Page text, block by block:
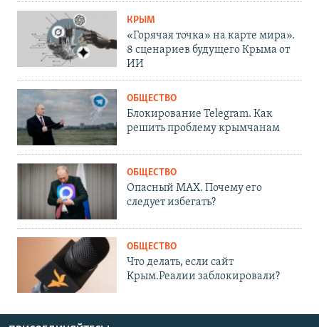
КРЫМ
«Горячая точка» на карте мира».
8 сценариев будущего Крыма от
ИИ
ОБЩЕСТВО
Блокирование Telegram. Как
решить проблему крымчанам
ОБЩЕСТВО
Опасный MAX. Почему его
следует избегать?
ОБЩЕСТВО
Что делать, если сайт
Крым.Реалии заблокировали?